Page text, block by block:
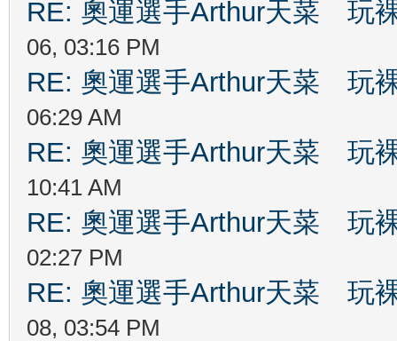
RE: 奧運選手Arthur天菜 玩
06, 03:16 PM
RE: 奧運選手Arthur天菜 玩
06:29 AM
RE: 奧運選手Arthur天菜 玩
10:41 AM
RE: 奧運選手Arthur天菜 玩
02:27 PM
RE: 奧運選手Arthur天菜 玩
08, 03:54 PM